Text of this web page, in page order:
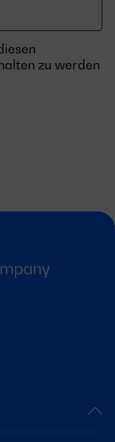
zu werden